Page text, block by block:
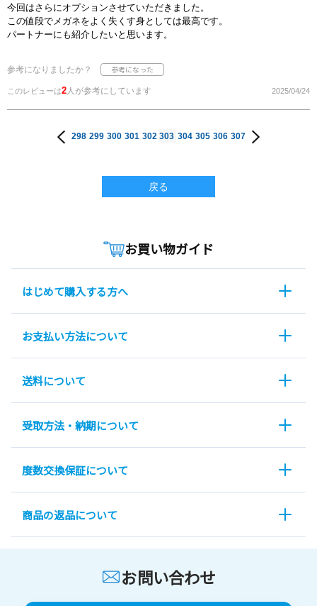
今回はさらにオプションさせていただきました。
この値段でメガネをよく失くす身としては最高です。
パートナーにも紹介したいと思います。
参考になりましたか？
このレビューは2 人が参考にしています 2025/04/24
298 299 300 301 302 303 304 305 306 307
戻る
お買い物ガイド
はじめて購入する方へ
お支払い方法について
送料について
受取方法・納期について
度数交換保証について
商品の返品について
お問い合わせ